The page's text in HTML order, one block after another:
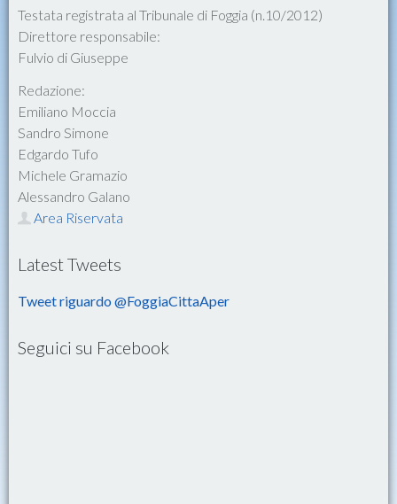
Testata registrata al Tribunale di Foggia (n.10/2012)
Direttore responsabile:
Fulvio di Giuseppe
Redazione:
Emiliano Moccia
Sandro Simone
Edgardo Tufo
Michele Gramazio
Alessandro Galano
Area Riservata
Latest Tweets
Tweet riguardo @FoggiaCittaAper
Seguici su Facebook